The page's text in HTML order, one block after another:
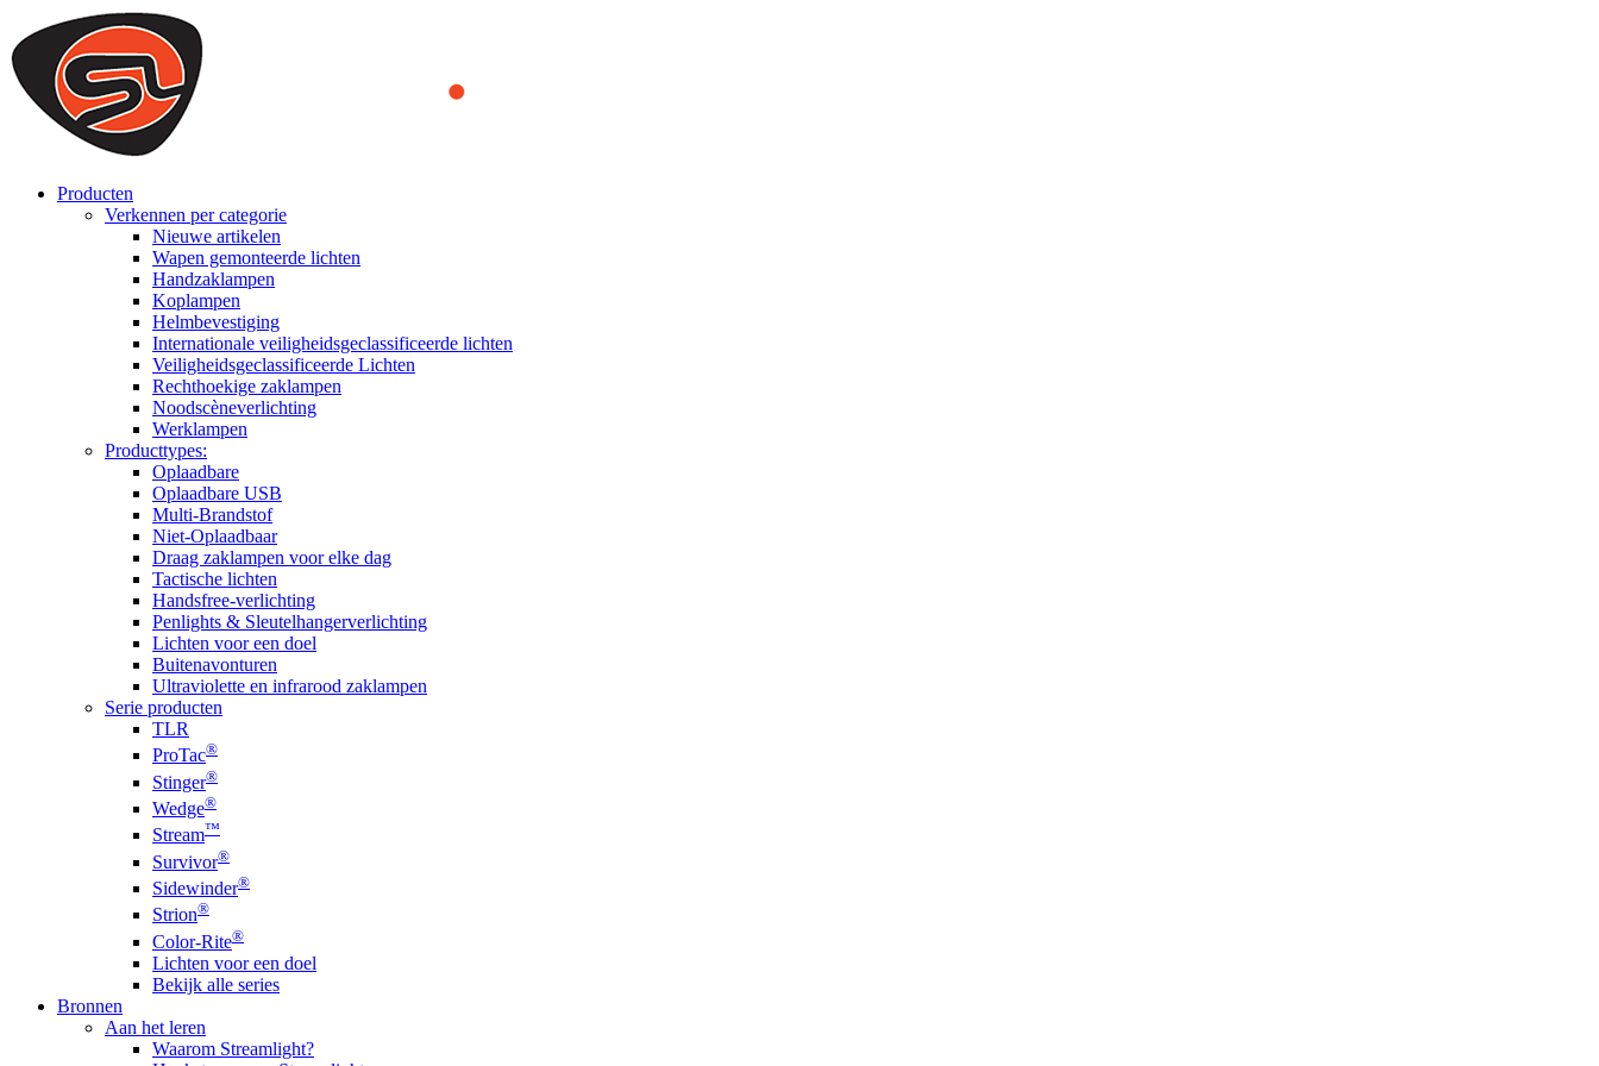
We use cookies to ensure that we provide you the best experience on our website. By continuing to browse this website, you accept that cookies are used to help us analyze how the website is used and to offer
you a better experience. To learn more or to find out how you can disable cookies, you can access our
ACCEPT AND CLOSE
Producten
Verkennen per categorie
Nieuwe artikelen
Wapen gemonteerde lichten
Handzaklampen
Koplampen
Helmbevestiging
Internationale veiligheidsgeclassificeerde lichten
Veiligheidsgeclassificeerde Lichten
Rechthoekige zaklampen
Noodscèneverlichting
Werklampen
Producttypes:
Oplaadbare
Oplaadbare USB
Multi-Brandstof
Niet-Oplaadbaar
Draag zaklampen voor elke dag
Tactische lichten
Handsfree-verlichting
Penlights & Sleutelhangerverlichting
Lichten voor een doel
Buitenavonturen
Ultraviolette en infrarood zaklampen
Serie producten
TLR
ProTac®
Stinger®
Wedge®
Stream™
Survivor®
Sidewinder®
Strion®
Color-Rite®
Lichten voor een doel
Bekijk alle series
Bronnen
Aan het leren
Waarom Streamlight?